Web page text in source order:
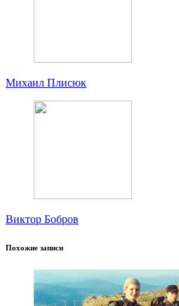
Михаил Плисюк
Виктор Бобров
Похожие записи